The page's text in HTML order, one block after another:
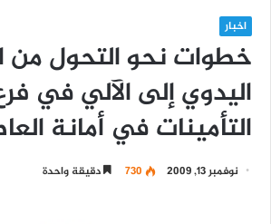
اخبار
خطوات نحو التحول من
اليدوي إلى الآلي في
التأمينات في أمانة
نوفمبر 13, 2009 730 دقيقة واحدة